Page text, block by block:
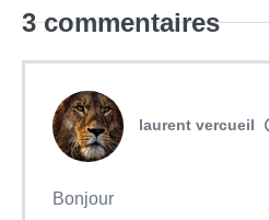
3commentaires
laurent vercueil
Bonjour